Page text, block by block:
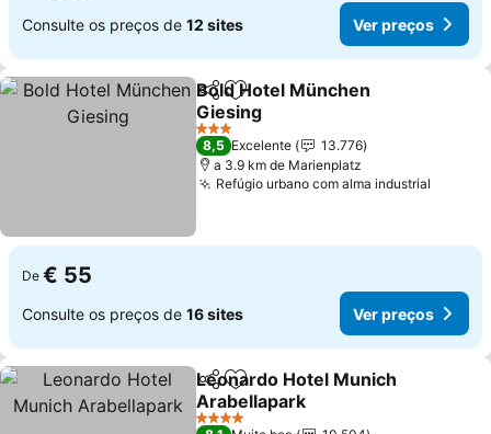
Consulte os preços de 12 sites Ver preços
PartilharAdicionar aos favoritos
Bold Hotel München
Giesing
3 Estrelas
8,5 Excelente
13.776
a 3.9 km de Marienplatz
Refúgio urbano com alma industrial
De € 55
Consulte os preços de 16 sites Ver preços
PartilharAdicionar aos favoritos
Leonardo Hotel Munich
Arabellapark
4 Estrelas